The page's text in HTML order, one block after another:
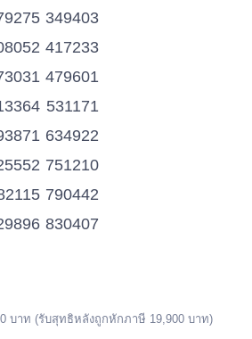
349403
417233
479601
531171
634922
751210
790442
830407
บาท (รับสุทธิหลังถูกหักภาษี 19,900 บาท)